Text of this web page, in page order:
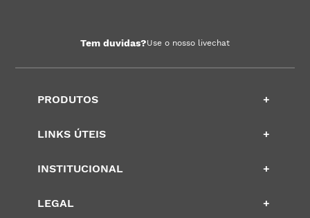
Tem duvidas?Use o nosso livechat
PRODUTOS +
LINKS ÚTEIS +
INSTITUCIONAL +
LEGAL
+